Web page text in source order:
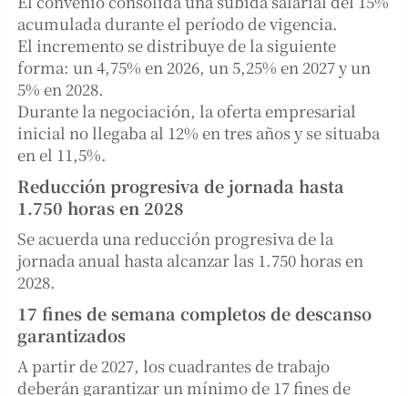
acumulada durante el período de vigencia.
El incremento se distribuye de la siguiente
forma: un 4,75% en 2026, un 5,25% en 2027 y un
5% en 2028.
Durante la negociación, la oferta empresarial
inicial no llegaba al 12% en tres años y se situaba
en el 11,5%.
Reducción progresiva de jornada hasta
1.750 horas en 2028
Se acuerda una reducción progresiva de la
jornada anual hasta alcanzar las 1.750 horas en
2028.
17 fines de semana completos de descanso
garantizados
A partir de 2027, los cuadrantes de trabajo
deberán garantizar un mínimo de 17 fines de